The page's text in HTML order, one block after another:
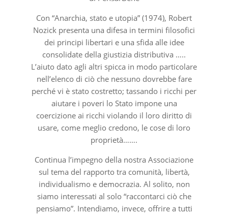
Con “Anarchia, stato e utopia” (1974), Robert
Nozick presenta una difesa in termini filosofici
dei principi libertari e una sfida alle idee
consolidate della giustizia distributiva …..
L’aiuto dato agli altri spicca in modo particolare
nell’elenco di ciò che nessuno dovrebbe fare
perché vi è stato costretto; tassando i ricchi per
aiutare i poveri lo Stato impone una
coercizione ai ricchi violando il loro diritto di
usare, come meglio credono, le cose di loro
proprietà…….
Continua l’impegno della nostra Associazione
sul tema del rapporto tra comunità, libertà,
individualismo e democrazia. Al solito, non
siamo interessati al solo “raccontarci ciò che
pensiamo”. Intendiamo, invece, offrire a tutti